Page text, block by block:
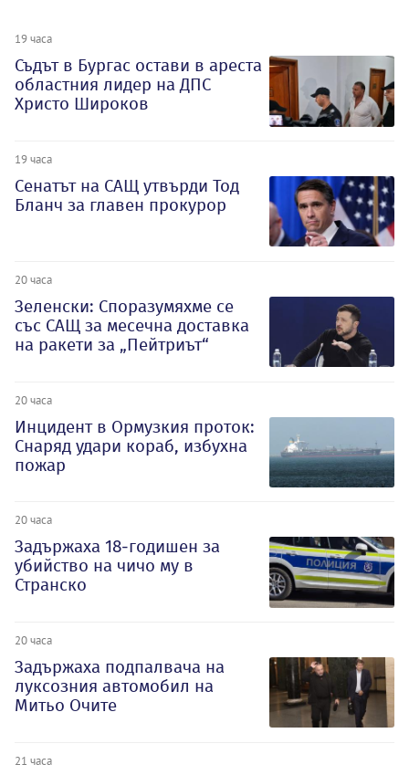
19 часа
Съдът в Бургас остави в ареста
областния лидер на ДПС
Христо Широков
19 часа
Сенатът на САЩ утвърди Тод
Бланч за главен прокурор
20 часа
Зеленски: Споразумяхме се
със САЩ за месечна доставка
на ракети за „Пейтриът“
20 часа
Инцидент в Ормузкия проток:
Снаряд удари кораб, избухна
пожар
20 часа
Задържаха 18-годишен за
убийство на чичо му в
Странско
20 часа
Задържаха подпалвача на
луксозния автомобил на
Митьо Очите
21 часа